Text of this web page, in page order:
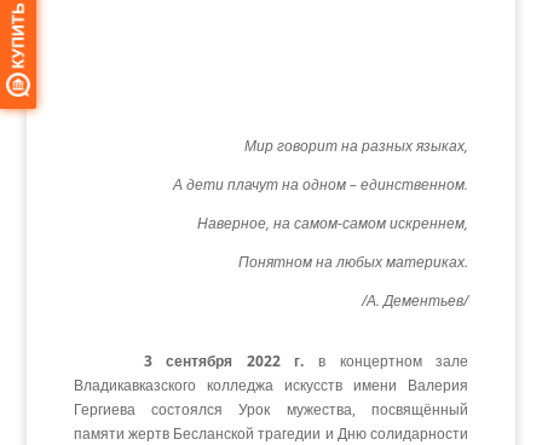
Мир говорит на разных языках,
А дети плачут на одном – единственном.
Наверное, на самом-самом искреннем,
Понятном на любых материках.
/А. Дементьев/
3 сентября 2022 г. в концертном зале
Владикавказского колледжа искусств имени Валерия
Гергиева состоялся Урок мужества, посвящённый
памяти жертв Бесланской трагедии и Дню солидарности